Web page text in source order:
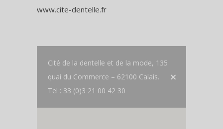
www.cite-dentelle.fr
Cité de la dentelle et de la mode, 135
quai du Commerce – 62100 Calais.
Tel : 33 (0)3 21 00 42 30